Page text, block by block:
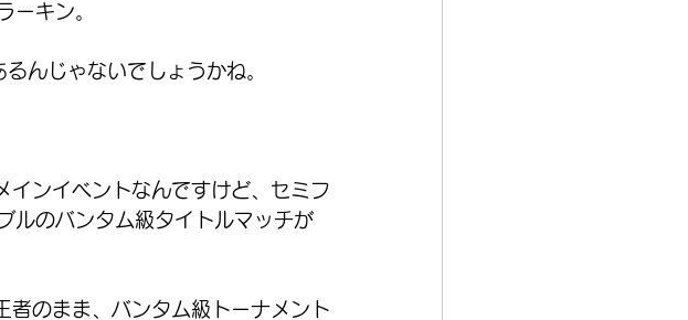
ーキン。
んじゃないでしょうかね。
インイベントなんですけど、セミフ
ルのバンタム級タイトルマッチが
者のまま、バンタム級トーナメント